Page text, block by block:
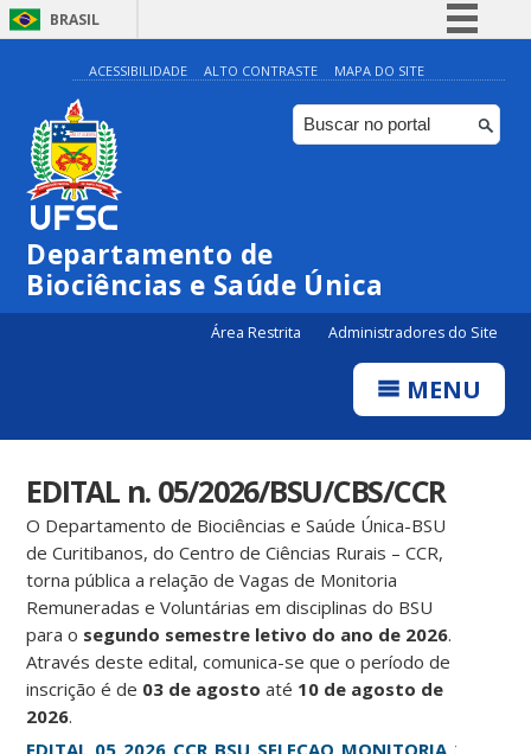
BRASIL
Simplifique!
Comunica BR
Participe
ACESSIBILIDADE ALTO CONTRASTE MAPA DO SITE
Departamento de
Biociências e Saúde Única
Área Restrita Administradores do Site
MENU
EDITAL n. 05/2026/BSU/CBS/CCR
O Departamento de Biociências e Saúde Única-BSU
de Curitibanos, do Centro de Ciências Rurais – CCR,
torna pública a relação de Vagas de Monitoria
Remuneradas e Voluntárias em disciplinas do BSU
para o segundo semestre letivo do ano de 2026.
Através deste edital, comunica-se que o período de
inscrição é de 03 de agosto até 10 de agosto de
2026.